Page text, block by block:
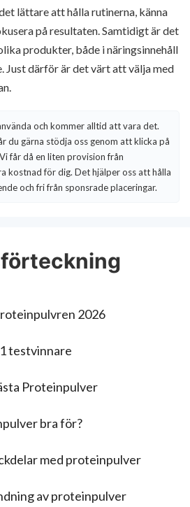
lättare att hålla rutinerna, känna
på resultaten. Samtidigt är det
produkter, både i näringsinnehåll
Just därför är det värt att välja med
och kommer alltid att vara det.
du gärna stödja oss genom att klicka på
får då en liten provision från
kostnad för dig. Det hjälper oss att hålla
och fri från sponsrade placeringar.
2026
testvinnare
Proteinpulver
bra för?
med proteinpulver
av proteinpulver